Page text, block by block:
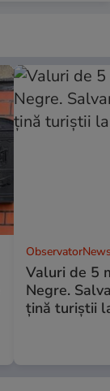
Valuri de 5
Negre.
ţină turiştii